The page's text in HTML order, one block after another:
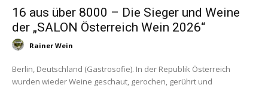
16 aus über 8000 – Die Sieger und Weine
der „SALON Österreich Wein 2026“
Rainer Wein
Berlin, Deutschland (Gastrosofie). In der Republik Österreich
wurden wieder Weine geschaut, gerochen, gerührt und